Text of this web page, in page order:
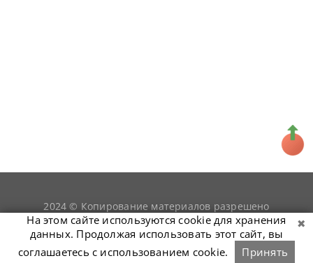
2024 © Копирование материалов разрешено
только при условии гиперссылки наsnookerist.ru
На этом сайте используются cookie для хранения
данных. Продолжая использовать этот сайт, вы
соглашаетесь с использованием cookie.
Принять